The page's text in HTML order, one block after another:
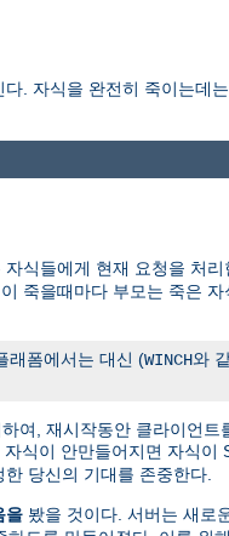
. 자식을 완전히 죽이는데
식들에게 현재 요청을 처
죽을때마다 부모는 죽은 자
래폼에서는 대신 (WINCH와
여, 재시작동안 클라이언
식이 안만들어지면 자식
당신의 기대를 존중한다.
을 봤을 것이다. 서버는 새로